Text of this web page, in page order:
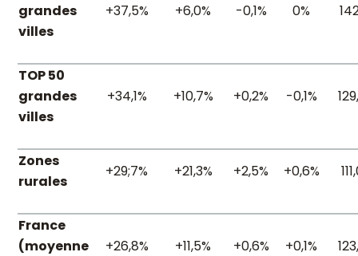
grandes
villes
+37,5% +6,0% -0,1% 0%
TOP 50
grandes
villes
+34,1% +10,7% +0,2% -0,1%
Zones
rurales
+29;7% +21,3% +2,5% +0,6%
France
(moyenne
+26,8% +11,5% +0,6% +0,1%